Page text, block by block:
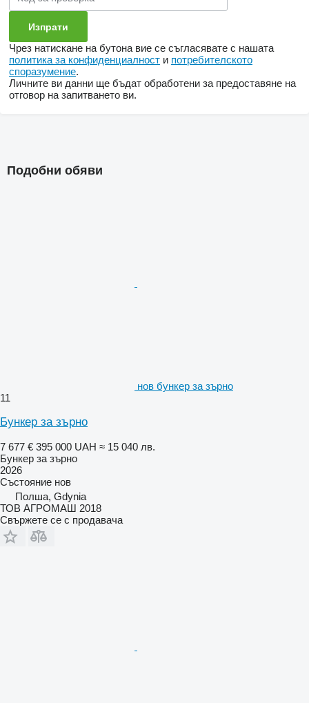
Чрез натискане на бутона вие се съгласявате с нашата
политика за конфиденциалност и потребителското
споразумение.
Личните ви данни ще бъдат обработени за предоставяне на
отговор на запитването ви.
Подобни обяви
нов бункер за зърно
11
Бункер за зърно
7 677 € 395 000 UAH ≈ 15 040 лв.
Бункер за зърно
2026
Състояние нов
Полша, Gdynia
ТОВ АГРОМАШ 2018
Свържете се с продавача